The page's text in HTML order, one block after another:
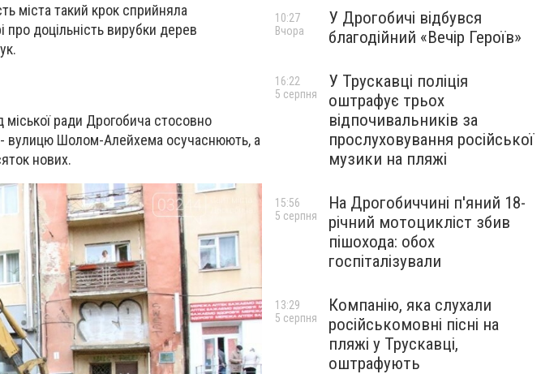
міста такий крок сприйняла
про доцільність вирубки дерев
міської ради Дрогобича стосовно
- вулицю Шолом-Алейхема осучаснюють, а
нових.
У Дрогобичі відбувся
благодійний «Вечір Героїв»
10:27
Вчора
У Трускавці поліція
оштрафує трьох
відпочивальників за
прослуховування російської
музики на пляжі
16:22
5 серпня
На Дрогобиччині п'яний 18-
річний мотоцикліст збив
пішохода: обох
госпіталізували
15:56
5 серпня
Компанію, яка слухали
російськомовні пісні на
пляжі у Трускавці,
оштрафують
13:29
5 серпня